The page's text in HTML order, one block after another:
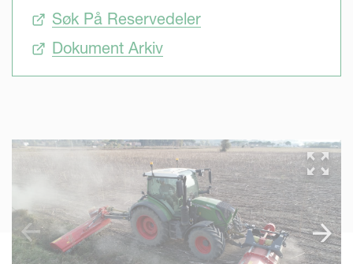
Søk På Reservedeler
Dokument Arkiv